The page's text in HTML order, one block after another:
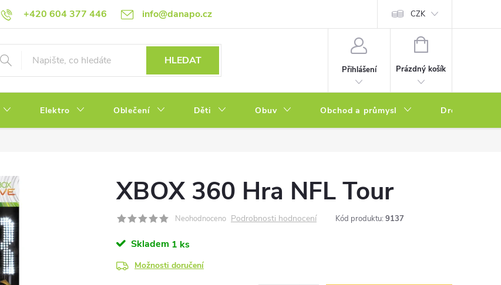
+420 604 377 446 info@danapo.cz
Hodnocení obchodu Obchodní podmínky Reklamace a výměna zboží Podmínky ochrany osobních údajů Soubory cookies
CZK
HLEDAT
Přihlášení
NÁKUPNÍ
Prázdný košík
Elektro Oblečení Děti Obuv Obchod a průmysl Drogerie
XBOX 360 Hra NFL Tour
Neohodnoceno Podrobnosti hodnocení Kód produktu: 9137
Skladem 1 ks
Možnosti doručení